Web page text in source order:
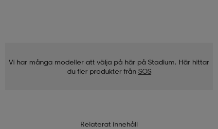
Vi har många modeller att välja på här på Stadium. Här hittar
du fler produkter från SOS
Relaterat innehåll